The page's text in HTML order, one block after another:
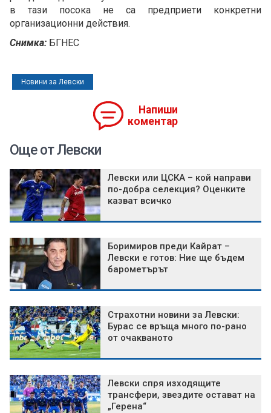
в тази посока не са предприети конкретни
организационни действия.
Снимка: БГНЕС
Новини за Левски
Напиши
коментар
Още от Левски
Левски или ЦСКА – кой направи
по-добра селекция? Оценките
казват всичко
Боримиров преди Кайрат –
Левски е готов: Ние ще бъдем
барометърът
Страхотни новини за Левски:
Бурас се връща много по-рано
от очакваното
Левски спря изходящите
трансфери, звездите остават на
„Герена“